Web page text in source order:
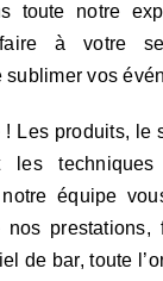
toute notre
faire à votre
sublimer vos
! Les produits, le
les techniques
équipe
prestations,
de bar, toute